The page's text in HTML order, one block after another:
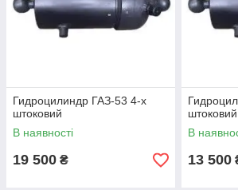
Гидроцилиндр ГАЗ-53 4-х
штоковий
В наявності
19 500 ₴
штоковий
В
13 500